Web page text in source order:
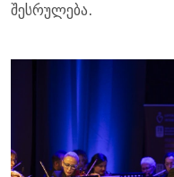
შესრულება.